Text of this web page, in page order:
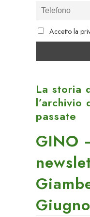
Accetto la
La storia
l’archivio
passate
GINO